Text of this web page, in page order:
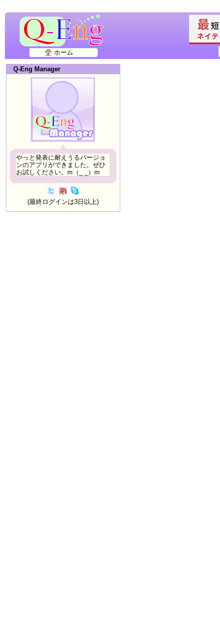
ホーム
Q-Eng Manager
やっと発表に耐えうるバージョ
ンのアプリができました。ぜひ
お試しください。m（_ _）m
(最終ログインは3日以上)